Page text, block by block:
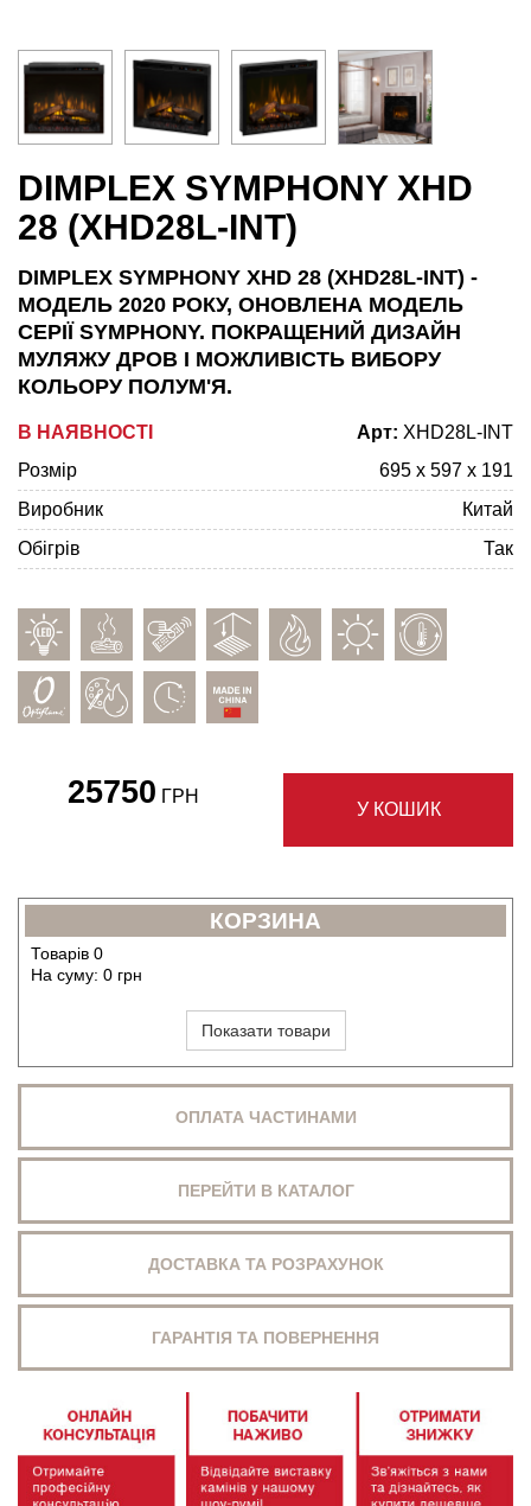
DIMPLEX SYMPHONY XHD
28 (XHD28L-INT)
DIMPLEX SYMPHONY XHD 28 (XHD28L-INT) -
МОДЕЛЬ 2020 РОКУ, ОНОВЛЕНА ​​МОДЕЛЬ
СЕРІЇ SYMPHONY. ПОКРАЩЕНИЙ ДИЗАЙН
МУЛЯЖУ ДРОВ І МОЖЛИВІСТЬ ВИБОРУ
КОЛЬОРУ ПОЛУМ'Я.
Арт: XHD28L-INT
В НАЯВНОСТІ
Розмір
695 x 597 x 191
Виробник
Китай
Обігрів
Так
25750 ГРН
У КОШИК
КОРЗИНА
Товарів 0
На суму: 0 грн
Показати товари
ОПЛАТА ЧАСТИНАМИ
ПЕРЕЙТИ В КАТАЛОГ
ДОСТАВКА ТА РОЗРАХУНОК
ГАРАНТІЯ ТА ПОВЕРНЕННЯ